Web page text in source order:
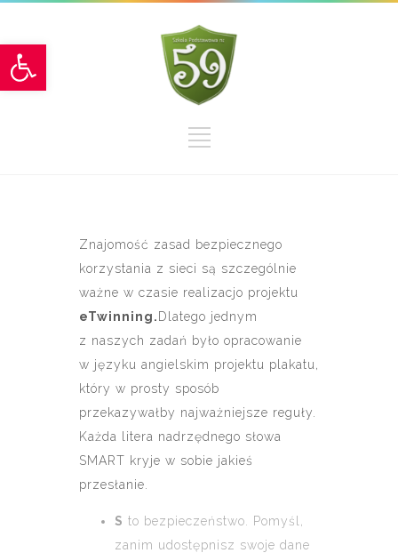
Otwórz pasek narzędzi
Znajomość zasad bezpiecznego
korzystania z sieci są szczególnie
ważne w czasie realizacjo projektu
eTwinning. Dlatego jednym
z naszych zadań było opracowanie
w języku angielskim projektu plakatu,
który w prosty sposób
przekazywałby najważniejsze reguły.
Każda litera nadrzędnego słowa
SMART kryje w sobie jakieś
przesłanie.
S to bezpieczeństwo. Pomyśl,
zanim udostępnisz swoje dane